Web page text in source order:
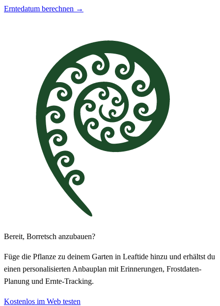
Erntedatum berechnen →
Bereit, Borretsch anzubauen?
Füge die Pflanze zu deinem Garten in Leaftide hinzu und erhältst du
einen personalisierten Anbauplan mit Erinnerungen, Frostdaten-
Planung und Ernte-Tracking.
Kostenlos im Web testen